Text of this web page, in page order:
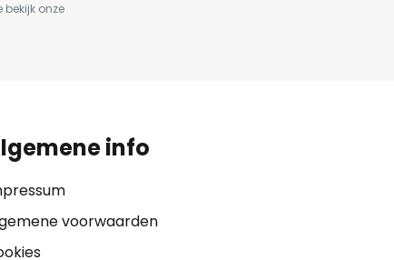
onze
info
voorwaarden